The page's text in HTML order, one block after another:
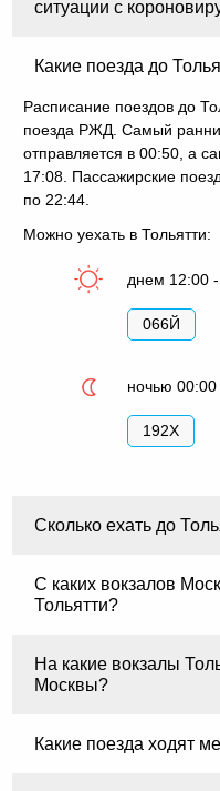
ситуации с
Какие поезда до
Расписание поездов до
поезда РЖД. Самый
отправляется в 00:50, а
17:08. Пассажирские
по 22:44.
Можно уехать в Тольятти:
днем 12:00
066Й
ночью
192Х
Сколько ехать до
С каких вокзалов
Тольятти?
На какие вокзалы
Москвы?
Какие поезда ходят